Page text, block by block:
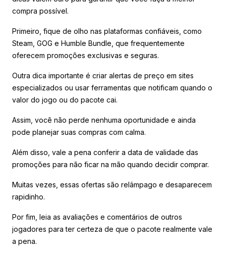
compra possível.
Primeiro, fique de olho nas plataformas confiáveis, como
Steam, GOG e Humble Bundle, que frequentemente
oferecem promoções exclusivas e seguras.
Outra dica importante é criar alertas de preço em sites
especializados ou usar ferramentas que notificam quando o
valor do jogo ou do pacote cai.
Assim, você não perde nenhuma oportunidade e ainda
pode planejar suas compras com calma.
Além disso, vale a pena conferir a data de validade das
promoções para não ficar na mão quando decidir comprar.
Muitas vezes, essas ofertas são relâmpago e desaparecem
rapidinho.
Por fim, leia as avaliações e comentários de outros
jogadores para ter certeza de que o pacote realmente vale
a pena.